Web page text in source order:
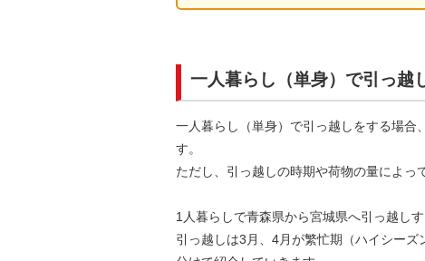
一人暮らし（単身）で引っ越
一人暮らし（単身）で引っ越しをする場合
す。
ただし、引っ越しの時期や荷物の量によっ
1人暮らしで青森県から宮城県へ引っ越し
引っ越しは3月、4月が繁忙期（ハイシー